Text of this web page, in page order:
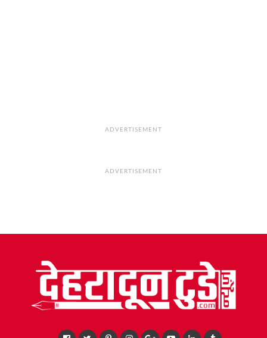
ADVERTISEMENT
ADVERTISEMENT